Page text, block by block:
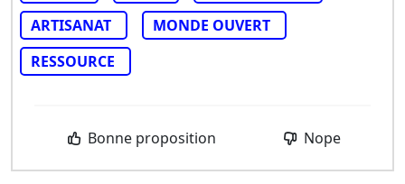
ARTISANAT
MONDE OUVERT
RESSOURCE
Bonne proposition Nope